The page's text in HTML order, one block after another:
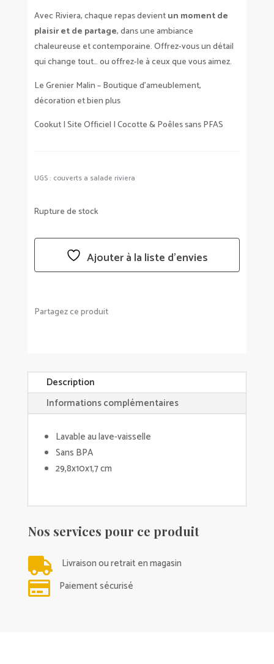
Avec Riviera, chaque repas devientun moment de
plaisir et de partage, dans une ambiance
chaleureuse et contemporaine. Offrez-vous un détail
qui change tout… ou offrez-le à ceux que vous aimez.
Le Grenier Malin – Boutique d’ameublement,
décoration et bien plus
Cookut | Site Officiel | Cocotte & Poêles sans PFAS
UGS : couverts a salade riviera
Rupture de stock
Ajouter à la liste d’envies
Partagez ce produit
Description
Informations complémentaires
Lavable au lave-vaisselle
Sans BPA
29,8x10x1,7 cm
Nos services pour ce produit
 Livraison ou retrait en magasin
 Paiement sécurisé